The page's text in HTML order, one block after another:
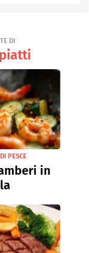
DI
PESCE
in